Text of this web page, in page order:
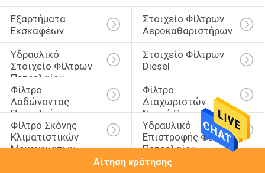
Εξαρτήματα
Εκσκαφέων
Στοιχείο Φίλτρων
Αεροκαθαριστήρων
Υδραυλικό
Στοιχείο Φίλτρων
Πετρελαίου
Στοιχείο Φίλτρων
Diesel
Φίλτρο
Λαδώνοντας
Πετρελαίου
Φίλτρο
Διαχωριστών
Νερού Πετρελαίου
Φίλτρο Σκόνης
Κλιματιστικών
Μηχανημάτων
Υδραυλικό
Επιστροφής Φίλτρο
Πετρελαίου
Αίτηση κράτησης